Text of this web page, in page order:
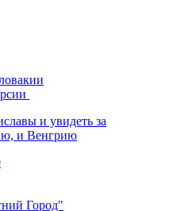
и увидеть за
и Венгрию